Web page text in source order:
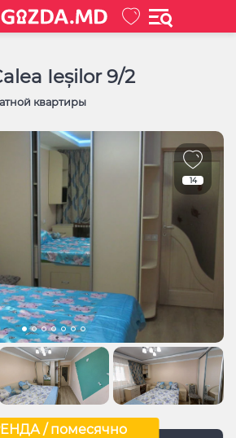
Ieșilor 9/2
квартиры
14
/ помесячно